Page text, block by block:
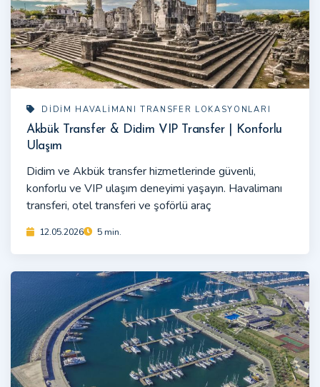
DIDIM HAVALIMANI TRANSFER LOKASYONLARI
Akbük Transfer & Didim VIP Transfer | Konforlu
Ulaşım
Didim ve Akbük transfer hizmetlerinde güvenli,
konforlu ve VIP ulaşım deneyimi yaşayın. Havalimanı
transferi, otel transferi ve şoförlü araç
12.05.2026 5 min.